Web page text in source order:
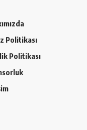
Politikası
Politikası